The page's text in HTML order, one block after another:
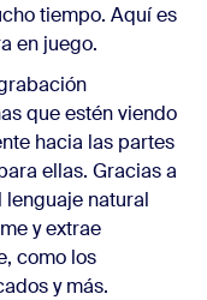
tiempo. Aquí es
en juego.
que estén viendo
hacia las partes
ellas. Gracias a
natural
y extrae
como los
y más.